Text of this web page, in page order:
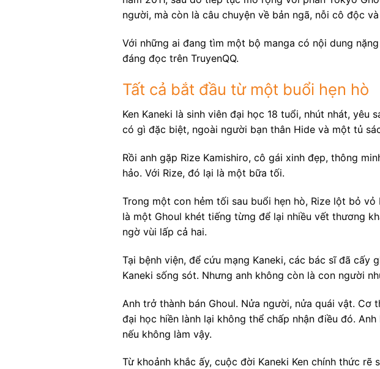
người, mà còn là câu chuyện về bản ngã, nỗi cô độc
Với những ai đang tìm một bộ manga có nội dung
đáng đọc trên TruyenQQ.
Tất cả bắt đầu từ một buổi hẹn hò
Ken Kaneki là sinh viên đại học 18 tuổi, nhút nhát,
có gì đặc biệt, ngoài người bạn thân Hide và một tủ
Rồi anh gặp Rize Kamishiro, cô gái xinh đẹp, thông
hảo. Với Rize, đó lại là một bữa tối.
Trong một con hẻm tối sau buổi hẹn hò, Rize lột bỏ
là một Ghoul khét tiếng từng để lại nhiều vết thương
ngờ vùi lấp cả hai.
Tại bệnh viện, để cứu mạng Kaneki, các bác sĩ đã cấy
Kaneki sống sót. Nhưng anh không còn là con người
Anh trở thành bán Ghoul. Nửa người, nửa quái vật.
đại học hiền lành lại không thể chấp nhận điều đó.
nếu không làm vậy.
Từ khoảnh khắc ấy, cuộc đời Kaneki Ken chính thức rẽ